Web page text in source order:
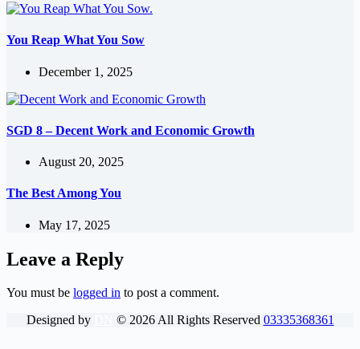
You Reap What You Sow
December 1, 2025
SGD 8 – Decent Work and Economic Growth
August 20, 2025
The Best Among You
May 17, 2025
Leave a Reply
You must be logged in to post a comment.
Designed by
© 2026All Rights Reserved 03335368361